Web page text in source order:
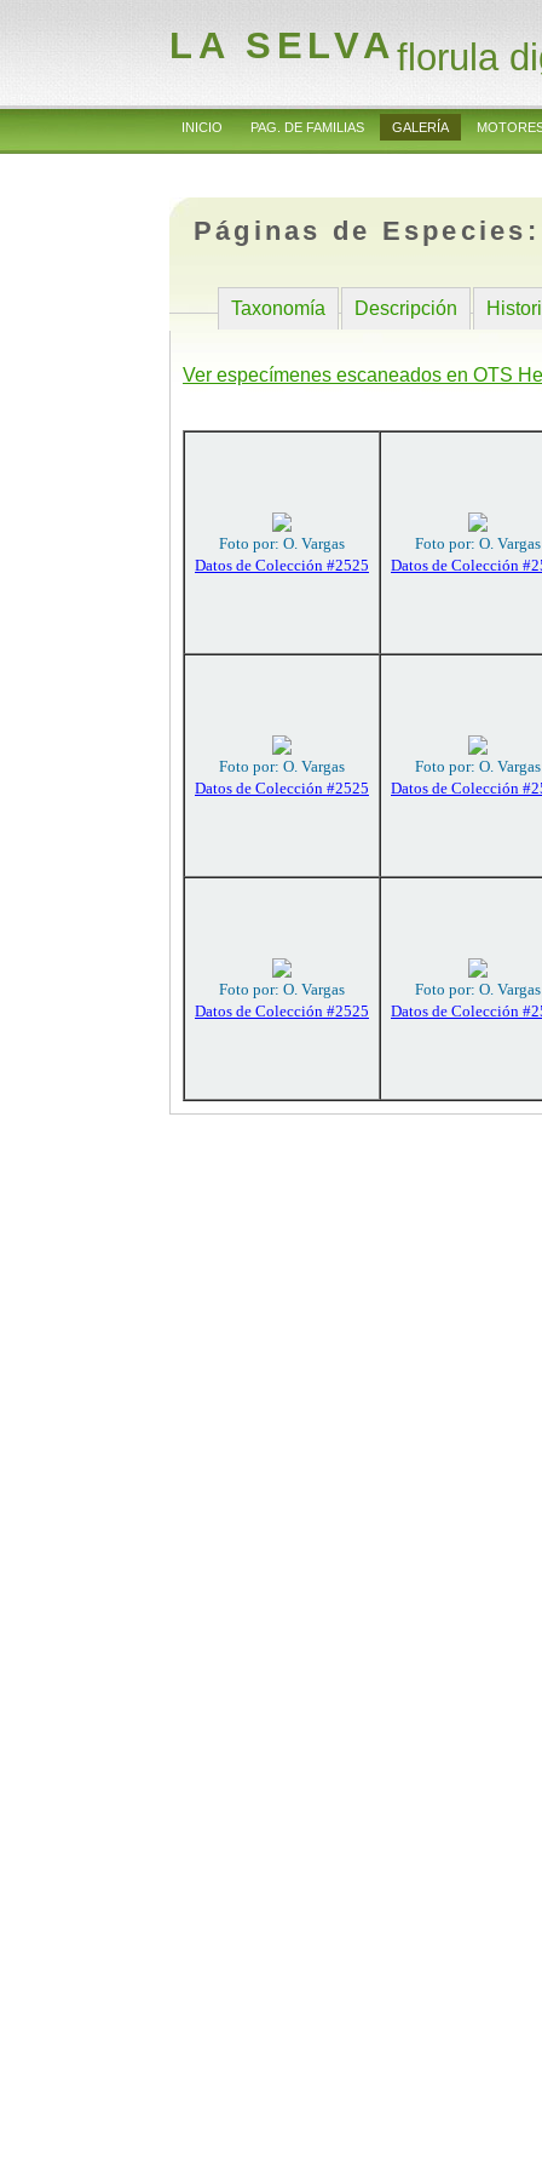
LA SELVAflorula
INICIO PAG. DE FAMILIAS GALERÍA
Páginas de
Taxonomía Descripción
Ver especímenes escaneados en OTS
Foto por: O. Vargas
Datos de Colección #2525
Foto por: O. Vargas
Datos de Colección
Foto por: O. Vargas
Datos de Colección #2525
Foto por: O. Vargas
Datos de Colección
Foto por: O. Vargas
Datos de Colección #2525
Foto por: O. Vargas
Datos de Colección